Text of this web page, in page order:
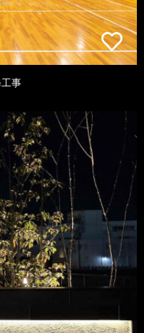
事